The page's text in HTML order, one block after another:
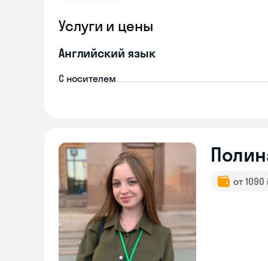
Услуги и цены
Английский язык
С носителем
от